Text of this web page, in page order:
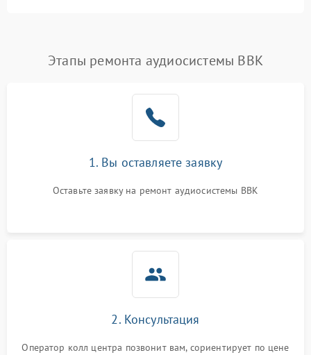
Этапы ремонта аудиосистемы BBK
1. Вы оставляете заявку
Оставьте заявку на ремонт аудиосистемы BBK
2. Консультация
Оператор колл центра позвонит вам, сориентирует по цене